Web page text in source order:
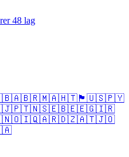
48 lag
🇧🇦🇧🇷🇲🇦🇭🇹 🏴󠁧󠁢󠁳󠁣󠁴󠁿 🇺🇸🇵🇾
🇯🇵🇹🇳🇸🇪🇧🇪🇪🇬🇮🇷
🇳🇴🇮🇶🇦🇷🇩🇿🇦🇹🇯🇴